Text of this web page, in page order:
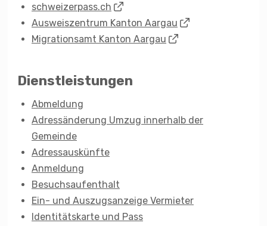
schweizerpass.ch
Ausweiszentrum Kanton Aargau
Migrationsamt Kanton Aargau
Dienstleistungen
Abmeldung
Adressänderung Umzug innerhalb der
Gemeinde
Adressauskünfte
Anmeldung
Besuchsaufenthalt
Ein- und Auszugsanzeige Vermieter
Identitätskarte und Pass